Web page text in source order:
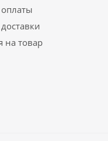
на товар